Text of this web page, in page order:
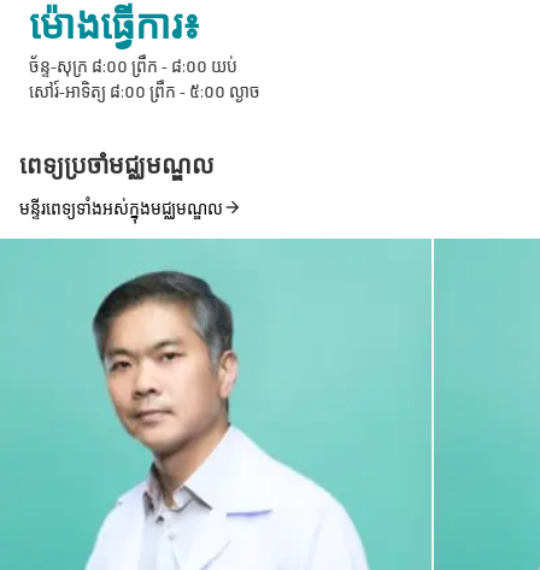
ម៉ោងធ្វើការ៖
ច័ន្ទ-សុក្រ ៨:០០ ព្រឹក - ៨:០០ យប់
សៅរ៍-អាទិត្យ ៨:០០ ព្រឹក - ៥:០០ ល្ងាច
ពេទ្យប្រចាំមជ្ឈមណ្ឌល
មន្ទីរពេទ្យទាំងអស់ក្នុងមជ្ឈមណ្ឌល